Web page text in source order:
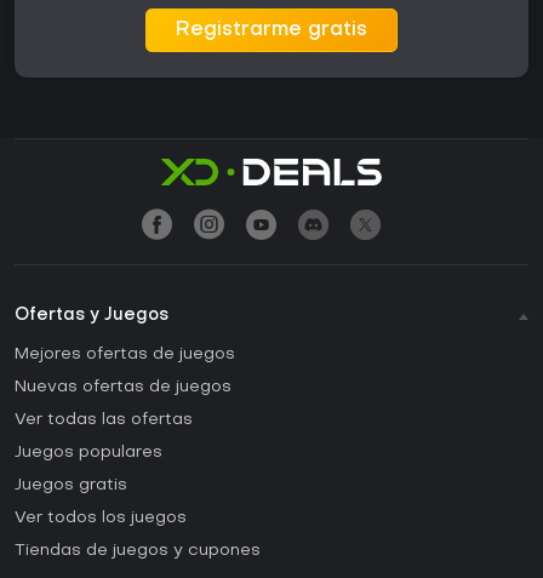
Registrarme gratis
Ofertas y Juegos
Mejores ofertas de juegos
Nuevas ofertas de juegos
Ver todas las ofertas
Juegos populares
Juegos gratis
Ver todos los juegos
Tiendas de juegos y cupones